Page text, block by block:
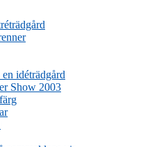
idéträdgård
Show 2003